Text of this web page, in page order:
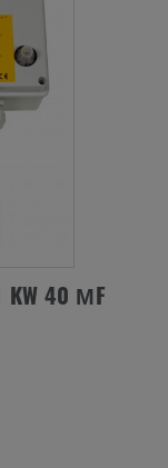
KW 40 ΜF